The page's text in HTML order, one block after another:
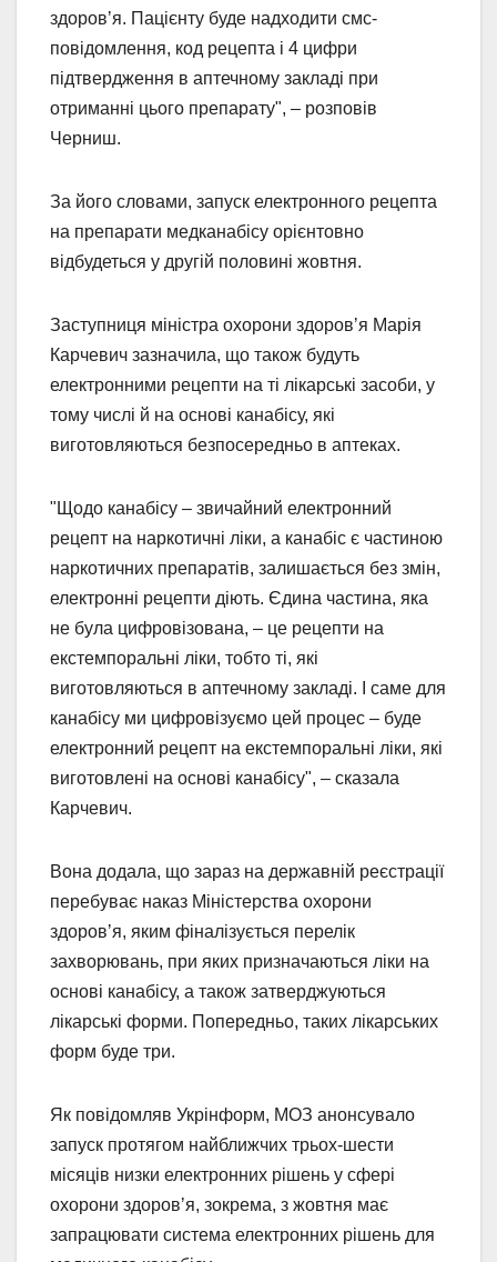
здоровʼя. Пацієнту буде надходити смс-
повідомлення, код рецепта і 4 цифри
підтвердження в аптечному закладі при
отриманні цього препарату", – розповів
Черниш.
За його словами, запуск електронного рецепта
на препарати медканабісу орієнтовно
відбудеться у другій половині жовтня.
Заступниця міністра охорони здоровʼя Марія
Карчевич зазначила, що також будуть
електронними рецепти на ті лікарські засоби, у
тому числі й на основі канабісу, які
виготовляються безпосередньо в аптеках.
"Щодо канабісу – звичайний електронний
рецепт на наркотичні ліки, а канабіс є частиною
наркотичних препаратів, залишається без змін,
електронні рецепти діють. Єдина частина, яка
не була цифровізована, – це рецепти на
екстемпоральні ліки, тобто ті, які
виготовляються в аптечному закладі. І саме для
канабісу ми цифровізуємо цей процес – буде
електронний рецепт на екстемпоральні ліки, які
виготовлені на основі канабісу", – сказала
Карчевич.
Вона додала, що зараз на державній реєстрації
перебуває наказ Міністерства охорони
здоровʼя, яким фіналізується перелік
захворювань, при яких призначаються ліки на
основі канабісу, а також затверджуються
лікарські форми. Попередньо, таких лікарських
форм буде три.
Як повідомляв Укрінформ, МОЗ анонсувало
запуск протягом найближчих трьох-шести
місяців низки електронних рішень у сфері
охорони здоровʼя, зокрема, з жовтня має
запрацювати система електронних рішень для